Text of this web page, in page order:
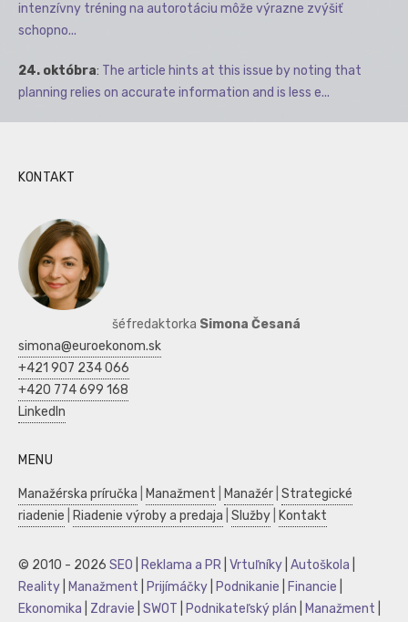
intenzívny tréning na autorotáciu môže výrazne zvýšiť
schopno...
24. októbra: The article hints at this issue by noting that
planning relies on accurate information and is less e...
KONTAKT
šéfredaktorka Simona Česaná
simona@euroekonom.sk
+421 907 234 066
+420 774 699 168
LinkedIn
MENU
Manažérska príručka Manažment Manažér Strategické
riadenie
Riadenie výroby a predaja Služby Kontakt
© 2010 - 2026 SEO Reklama a PR Vrtuľníky Autoškola
Reality
Manažment Prijímáčky Podnikanie Financie
Ekonomika
Zdravie SWOT Podnikateľský plán Manažment